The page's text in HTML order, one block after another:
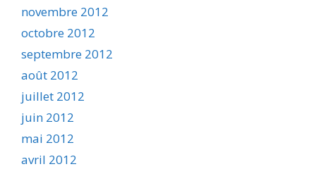
novembre 2012
octobre 2012
septembre 2012
août 2012
juillet 2012
juin 2012
mai 2012
avril 2012